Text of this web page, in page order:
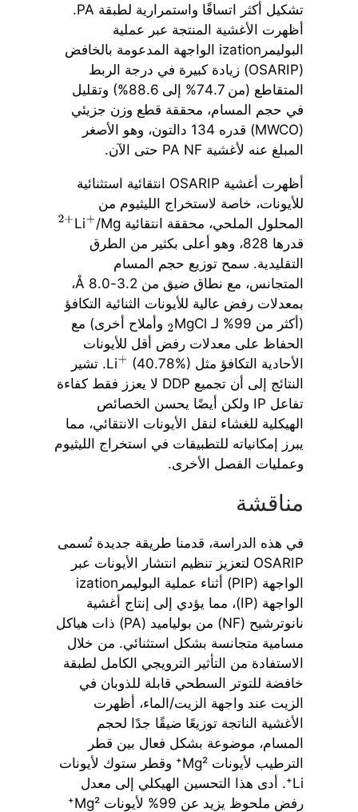
تشكيل أكثر اتساقًا واستمرارية لطبقة PA.
أظهرت الأغشية المنتجة عبر عملية
البوليمرization الواجهة المدعومة بالخافض
(OSARIP) زيادة كبيرة في درجة الربط
المتقاطع (من 74.7% إلى 88.6%) وتقليل
في حجم المسام، محققة قطع وزن جزيئي
(MWCO) قدره 134 دالتون، وهو الأصغر
المبلغ عنه لأغشية PA NF حتى الآن.
أظهرت أغشية OSARIP انتقائية استثنائية
للأيونات، خاصة لاستخراج الليثيوم من
المحلول الملحي، محققة انتقائية Li
+/Mg
2+
قدرها 828، وهو أعلى بكثير من الطرق
التقليدية. سمح توزيع حجم المسام
المتجانس، مع نطاق ضيق من 3.2-8.0 Å،
بمعدلات رفض عالية للأيونات الثنائية التكافؤ
(أكثر من 99% لـ MgCl
2 وأملاح أخرى) مع
الحفاظ على معدلات رفض أقل للأيونات
الأحادية التكافؤ مثل Li
+
(40.78%). تشير
النتائج إلى أن تجميع DDP لا يعزز فقط كفاءة
تفاعل IP ولكن أيضًا يحسن الخصائص
الهيكلية للغشاء لنقل الأيونات الانتقائي، مما
يبرز إمكانياته للتطبيقات في استخراج الليثيوم
وعمليات الفصل الأخرى.
مناقشة
في هذه الدراسة، قدمنا طريقة جديدة تُسمى
OSARIP لتعزيز تنظيم انتشار الأيونات عبر
الواجهة (PIP) أثناء عملية البوليمرization
الواجهة (IP)، مما يؤدي إلى إنتاج أغشية
نانوترشيح (NF) من بولياميد (PA) ذات هياكل
مسامية متجانسة بشكل استثنائي. من خلال
الاستفادة من التأثير الترويجي الكامل لطبقة
خافضة للتوتر السطحي قابلة للذوبان في
الزيت عند واجهة الزيت/الماء، أظهرت
الأغشية الناتجة توزيعًا ضيقًا جدًا لحجم
المسام، موضوعة بشكل فعال بين قطر
الترطيب لأيونات Mg²⁺ وقطر ستوك لأيونات
Li⁺. أدى هذا التحسين الهيكلي إلى معدل
رفض ملحوظ يزيد عن 99% لأيونات Mg²⁺